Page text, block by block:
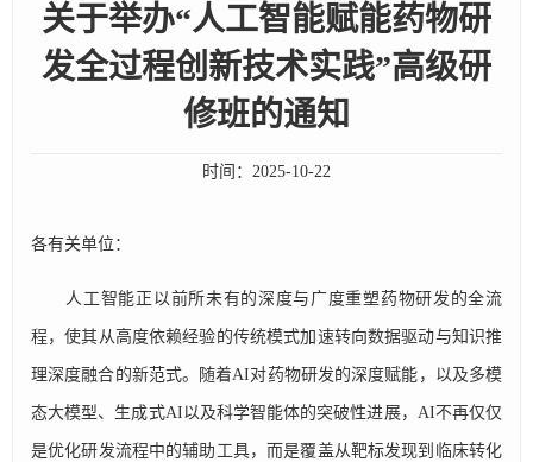
关于举办“人工智能赋能药物研
发全过程创新技术实践”高级研
修班的通知
时间： 2025-10-22
各有关单位：
人工智能正以前所未有的深度与广度重塑药物研发的全流
程，使其从高度依赖经验的传统模式加速转向数据驱动与知识推
理深度融合的新范式。随着AI对药物研发的深度赋能，以及多模
态大模型、生成式AI以及科学智能体的突破性进展，AI不再仅仅
是优化研发流程中的辅助工具，而是覆盖从靶标发现到临床转化